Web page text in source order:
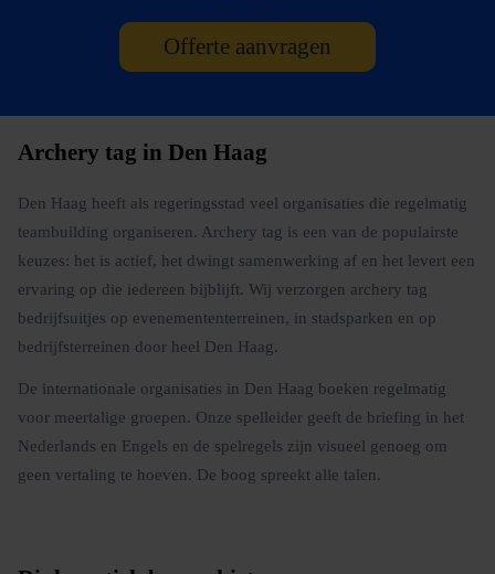
Offerte aanvragen
Archery tag in Den Haag
Den Haag heeft als regeringsstad veel organisaties die regelmatig
teambuilding organiseren. Archery tag is een van de populairste
keuzes: het is actief, het dwingt samenwerking af en het levert een
ervaring op die iedereen bijblijft. Wij verzorgen archery tag
bedrijfsuitjes op evenemententerreinen, in stadsparken en op
bedrijfsterreinen door heel Den Haag.
De internationale organisaties in Den Haag boeken regelmatig
voor meertalige groepen. Onze spelleider geeft de briefing in het
Nederlands en Engels en de spelregels zijn visueel genoeg om
geen vertaling te hoeven. De boog spreekt alle talen.